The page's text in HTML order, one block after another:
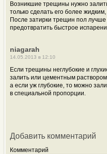
Возникшие трещины нужно
только сделать его более
После затирки трещин пол
предотвратить быстрое
niagarah
14.05.2013 в 12:10
Если трещины неглубокие и
залить или цементным
а если уж глубокие, то можно
в специальной пропорции.
Добавить комментарий
Комментарий